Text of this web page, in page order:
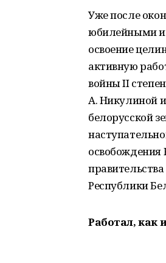
Уже после
юбилейными и
освоение
активную
войны II
А. Никулиной и
белорусской
освобождения
Республики
Работал, как